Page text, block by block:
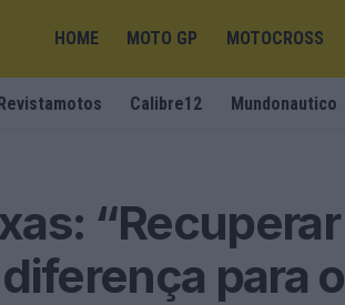
HOME MOTO GP MOTOCROSS
Calibre12 Mundonautico
“Recuperar
para o